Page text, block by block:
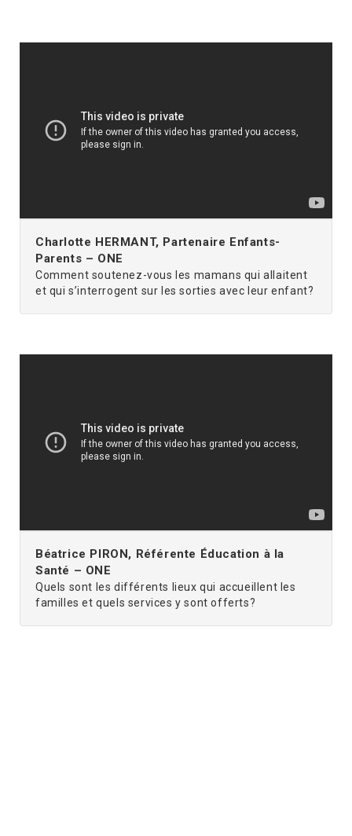
Charlotte HERMANT, Partenaire Enfants-
Parents – ONE
Comment soutenez-vous les mamans qui allaitent
et qui s’interrogent sur les sorties avec leur enfant?
Béatrice PIRON, Référente Éducation à la
Santé – ONE
Quels sont les différents lieux qui accueillent les
familles et quels services y sont offerts?